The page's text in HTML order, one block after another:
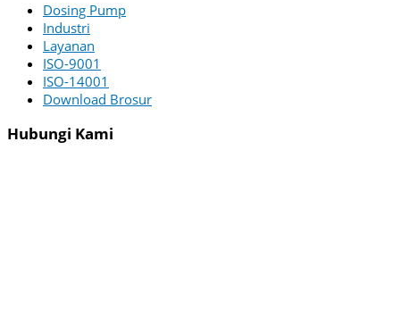
Dosing Pump
Industri
Layanan
ISO-9001
ISO-14001
Download Brosur
Hubungi Kami